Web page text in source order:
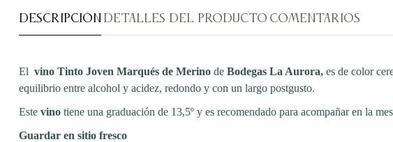
DESCRIPCIÓN DETALLES DEL PRODUCTO COMENTARIOS
El vino Tinto Joven Marqués de Merino de Bodegas La Aurora, es de color
equilibrio entre alcohol y acidez, redondo y con un largo postgusto.
Este vino tiene una graduación de 13,5º y es recomendado para acompañar en la
Guardar en sitio fresco